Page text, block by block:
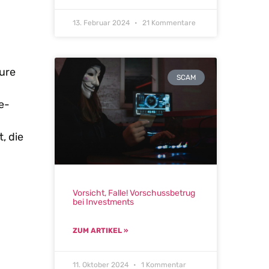
die
13. Februar 2024 21 Kommentare
SCAM
Vorsicht, Falle! Vorschussbetrug
bei Investments
ZUM ARTIKEL »
11. Oktober 2024 1 Kommentar